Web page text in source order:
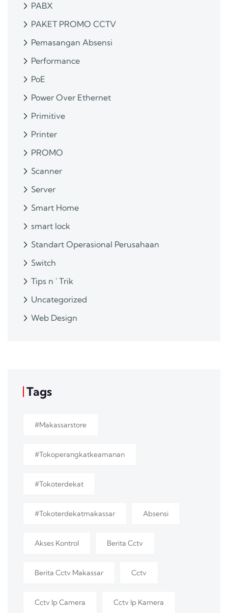
PABX
PAKET PROMO CCTV
Pemasangan Absensi
Performance
PoE
Power Over Ethernet
Primitive
Printer
PROMO
Scanner
Server
Smart Home
smart lock
Standart Operasional Perusahaan
Switch
Tips n ' Trik
Uncategorized
Web Design
Tags
#makassarstore
#tokoperangkatkeamanan
#tokoterdekat
#tokoterdekatmakassar Absensi
Akses Kontrol Berita Cctv
Berita Cctv Makassar Cctv
Cctv Ip Camera Cctv Ip Kamera